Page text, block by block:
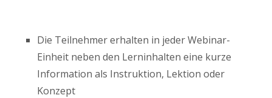
Die Teilnehmer erhalten in jeder Webinar-
Einheit neben den Lerninhalten eine kurze
Information als Instruktion, Lektion oder
Konzept